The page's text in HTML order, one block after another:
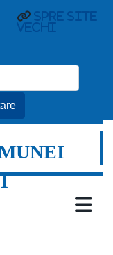
spre site
vechi